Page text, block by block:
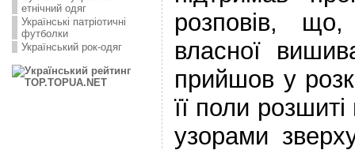
етнічний одяг
Українські патріотичні
футболки
Український рок-одяг
розповів,
власної
прийшов у
її поли
узорами